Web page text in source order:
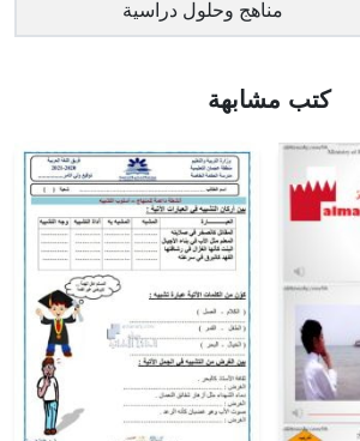
مناهج وحلول دراسية
كتب مشابهة